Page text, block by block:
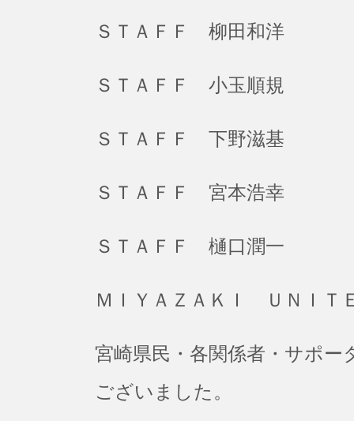
ＳＴＡＦＦ 柳田和洋
ＳＴＡＦＦ 小玉順規
ＳＴＡＦＦ 下野滋基
ＳＴＡＦＦ 宮本浩幸
ＳＴＡＦＦ 樋口潤一
ＭＩＹＡＺＡＫＩ ＵＮＩ
宮崎県民・各関係者・サポ
ございました。